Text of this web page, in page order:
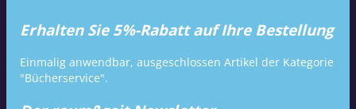
Erhalten Sie 5%-Rabatt auf Ihre Bestellung
Einmalig anwendbar, ausgeschlossen Artikel der Kategorie
"Bücherservice".